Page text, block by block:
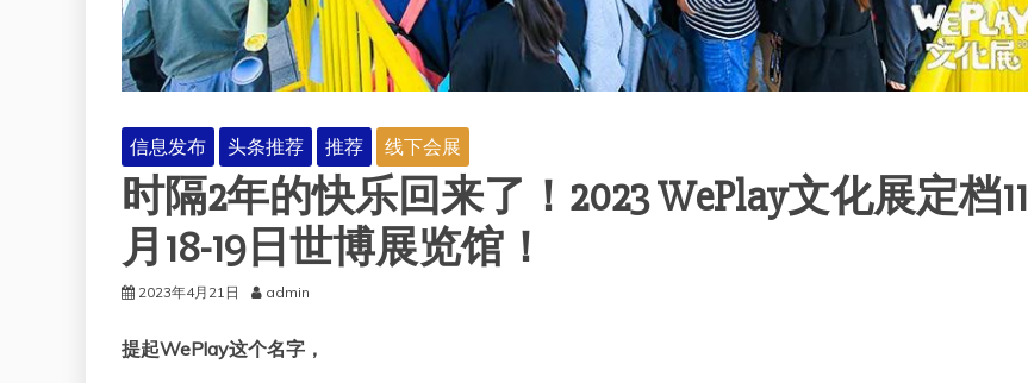
信息发布 头条推荐 推荐 线下会展
时隔2年的快乐回来了！2023 WePlay文化展定档11
月18-19日世博展览馆！
2023年4月21日 admin
提起WePlay这个名字，